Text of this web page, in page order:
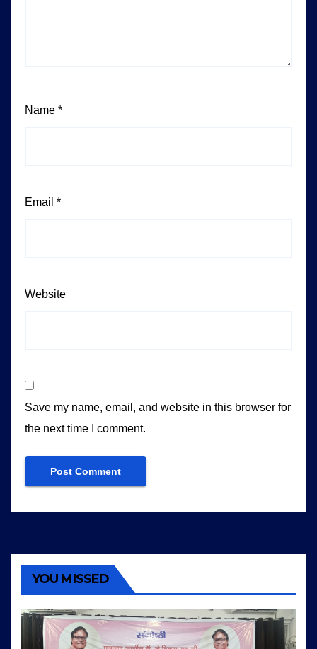
Name *
Email *
Website
Save my name, email, and website in this browser for
the next time I comment.
YOU MISSED